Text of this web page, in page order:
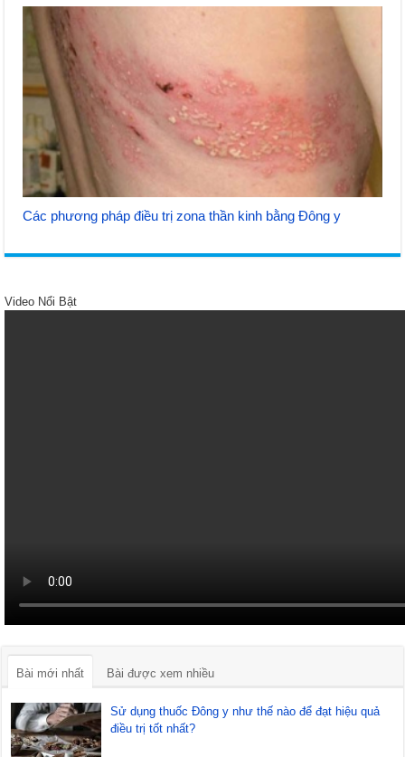
Các phương pháp điều trị zona thần kinh bằng Đông y
Video Nổi Bật
Bài mới nhất Bài được xem nhiều
Sử dụng thuốc Đông y như thế nào để đạt hiệu quả
điều trị tốt nhất?